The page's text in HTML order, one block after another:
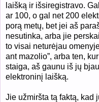
laišką ir išsiregistravo.
ar 100, o gal net 200
porą metų, bet jei aš
nesutinka, arba jie
to visai neturėjau
ant mazolio”, arba ten,
staiga, aš gaunu iš jų
elektroninį laišką.
Jie užmiršta tą faktą, kad